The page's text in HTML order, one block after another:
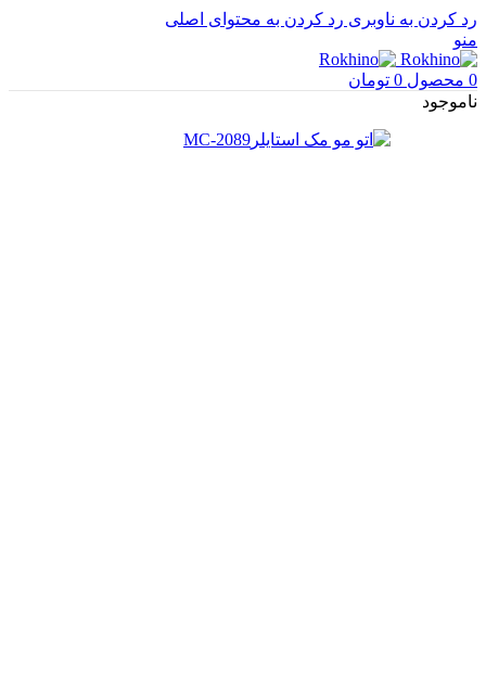
رد کردن به ناوبری رد کردن به محتوای اصلی
منو
0 محصول 0 تومان
ناموجود